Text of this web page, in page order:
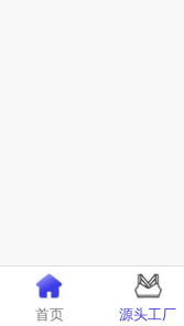
首页 源头工厂